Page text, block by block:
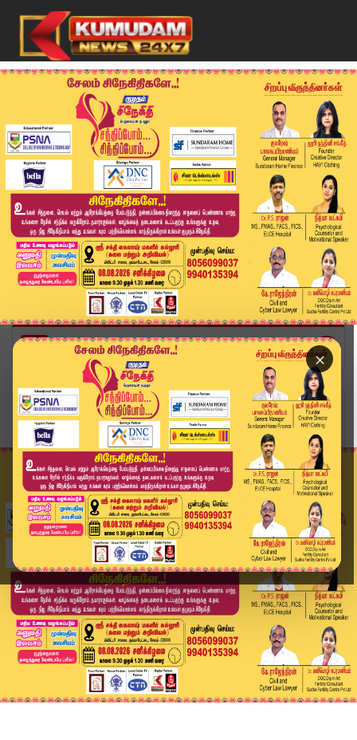
×
Home
வீடியோ ஸ்டோரி
Today Headlines - 21 June 2026 | 10 மணி தலைப்பு...